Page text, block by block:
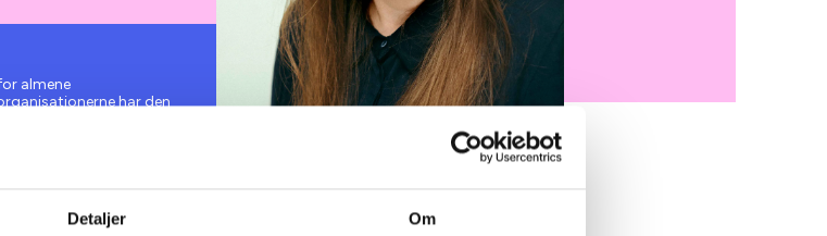
Detaljer Om
almene
har den
ministerier og styrelser
fra idé og politiske
vi
særlige regler i
BL’s kurser, temadage og
opdaterede via
om ny og ændret
Sara er koordinator i BL’s juridiske afdeling,